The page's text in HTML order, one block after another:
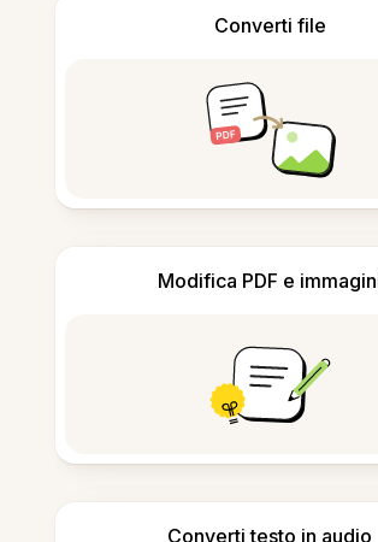
Converti file
Modifica PDF e
Converti testo in audio